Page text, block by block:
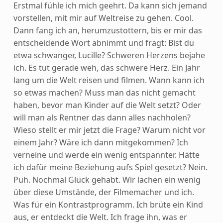
Erstmal fühle ich mich geehrt. Da kann sich jemand
vorstellen, mit mir auf Weltreise zu gehen. Cool.
Dann fang ich an, herumzustottern, bis er mir das
entscheidende Wort abnimmt und fragt: Bist du
etwa schwanger, Lucille? Schweren Herzens bejahe
ich. Es tut gerade weh, das schwere Herz. Ein Jahr
lang um die Welt reisen und filmen. Wann kann ich
so etwas machen? Muss man das nicht gemacht
haben, bevor man Kinder auf die Welt setzt? Oder
will man als Rentner das dann alles nachholen?
Wieso stellt er mir jetzt die Frage? Warum nicht vor
einem Jahr? Wäre ich dann mitgekommen? Ich
verneine und werde ein wenig entspannter. Hätte
ich dafür meine Beziehung aufs Spiel gesetzt? Nein.
Puh. Nochmal Glück gehabt. Wir lachen ein wenig
über diese Umstände, der Filmemacher und ich.
Was für ein Kontrastprogramm. Ich brüte ein Kind
aus, er entdeckt die Welt. Ich frage ihn, was er